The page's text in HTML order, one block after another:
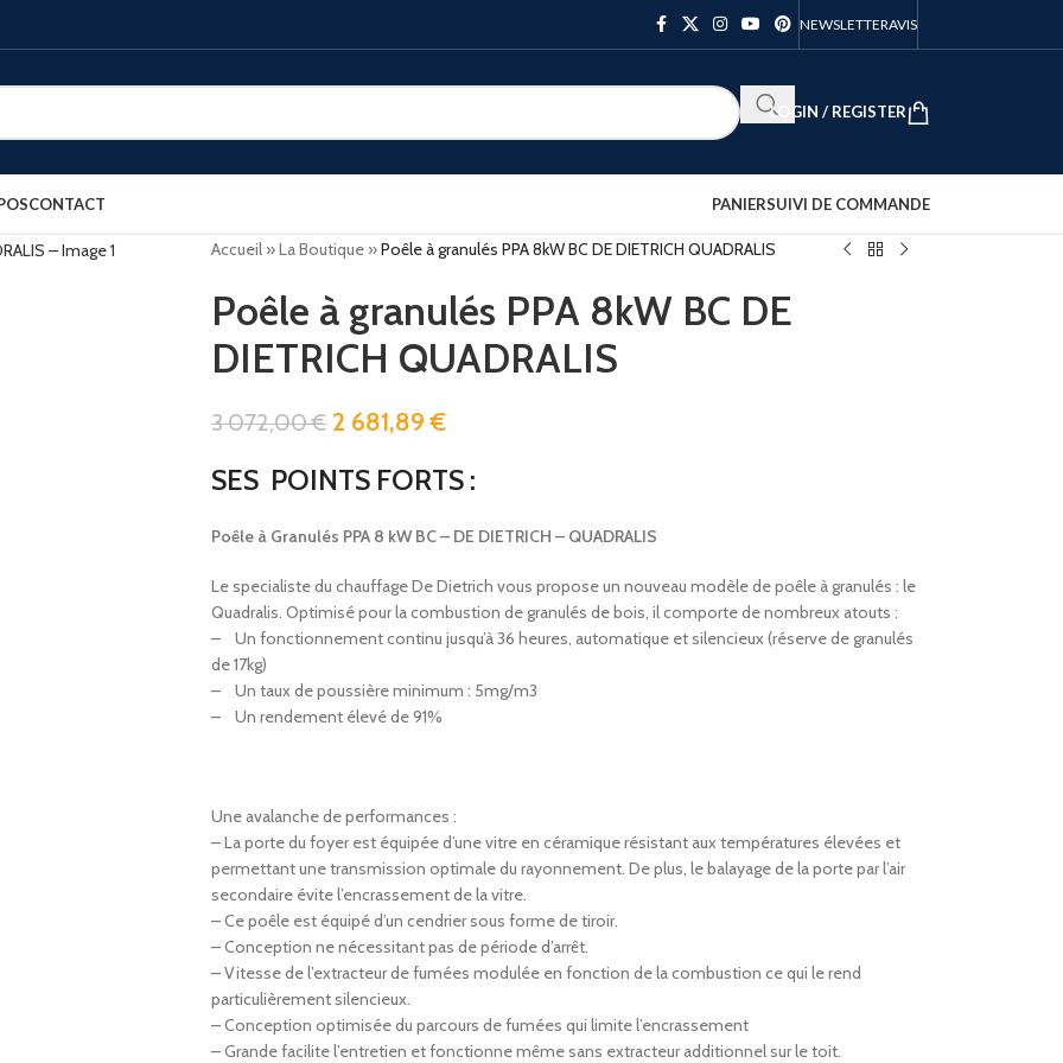
NEWSLETTERAVIS
LOGIN / REGISTER
CONTACT PANIERSUIVI DE COMMANDE
Accueil»La Boutique»Poêle à granulés PPA 8kW BC DE DIETRICH QUADRALIS
Poêle à granulés PPA 8kW BC DE
DIETRICH QUADRALIS
3 072,00€ 2 681,89€
SES POINTS FORTS :
Poêle à Granulés PPA 8 kW BC – DE DIETRICH – QUADRALIS
Le specialiste du chauffage De Dietrich vous propose un nouveau modèle de poêle à granulés : le
Quadralis. Optimisé pour la combustion de granulés de bois, il comporte de nombreux atouts :
– Un fonctionnement continu jusqu’à 36 heures, automatique et silencieux (réserve de granulés
de 17kg)
– Un taux de poussière minimum : 5mg/m3
– Un rendement élevé de 91%
Une avalanche de performances :
– La porte du foyer est équipée d’une vitre en céramique résistant aux températures élevées et
permettant une transmission optimale du rayonnement. De plus, le balayage de la porte par l’air
secondaire évite l’encrassement de la vitre.
– Ce poêle est équipé d’un cendrier sous forme de tiroir.
– Conception ne nécessitant pas de période d’arrêt.
– Vitesse de l’extracteur de fumées modulée en fonction de la combustion ce qui le rend
particulièrement silencieux.
– Conception optimisée du parcours de fumées qui limite l’encrassement
– Grande facilite l’entretien et fonctionne même sans extracteur additionnel sur le toit.